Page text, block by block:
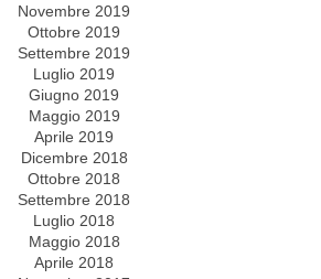
Novembre 2019
Ottobre 2019
Settembre 2019
Luglio 2019
Giugno 2019
Maggio 2019
Aprile 2019
Dicembre 2018
Ottobre 2018
Settembre 2018
Luglio 2018
Maggio 2018
Aprile 2018